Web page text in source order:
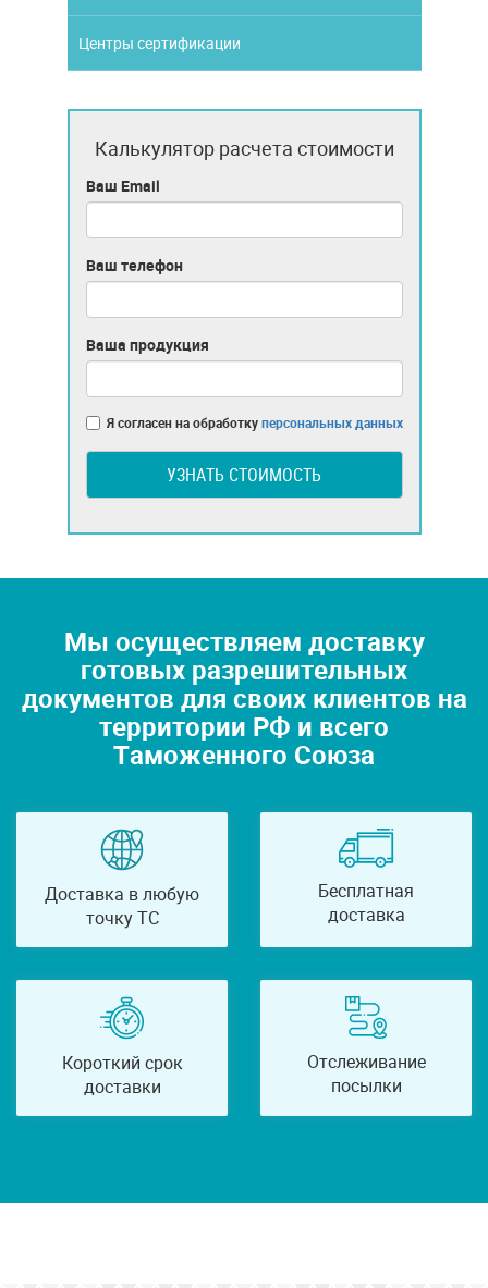
Центры сертификации
Калькулятор расчета стоимости
Ваш Email
Ваш телефон
Ваша продукция
Я согласен на обработкуперсональных данных
УЗНАТЬ СТОИМОСТЬ
Мы осуществляем доставку
готовых разрешительных
документов для своих клиентов на
территории РФ и всего
Таможенного Союза
Доставка в любую
точку ТС
Бесплатная
доставка
Короткий срок
доставки
Отслеживание
посылки